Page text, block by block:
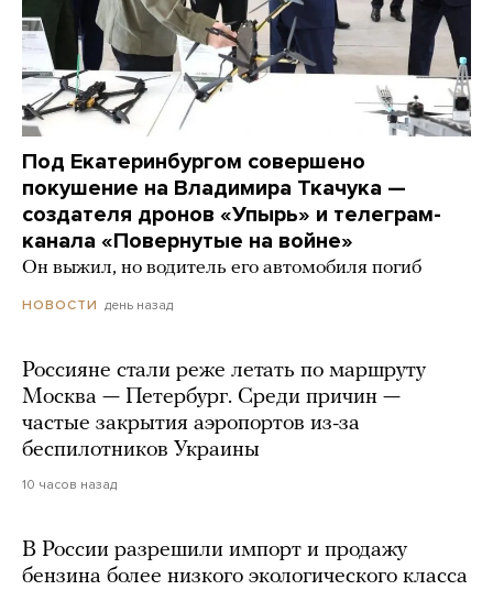
Под Екатеринбургом совершено
покушение на Владимира Ткачука —
создателя дронов «Упырь» и телеграм-
канала «Повернутые на войне»
Он выжил, но водитель его автомобиля погиб
НОВОСТИ день назад
Россияне стали реже летать по маршруту
Москва — Петербург. Среди причин —
частые закрытия аэропортов из-за
беспилотников Украины
10 часов назад
В России разрешили импорт и продажу
бензина более низкого экологического класса